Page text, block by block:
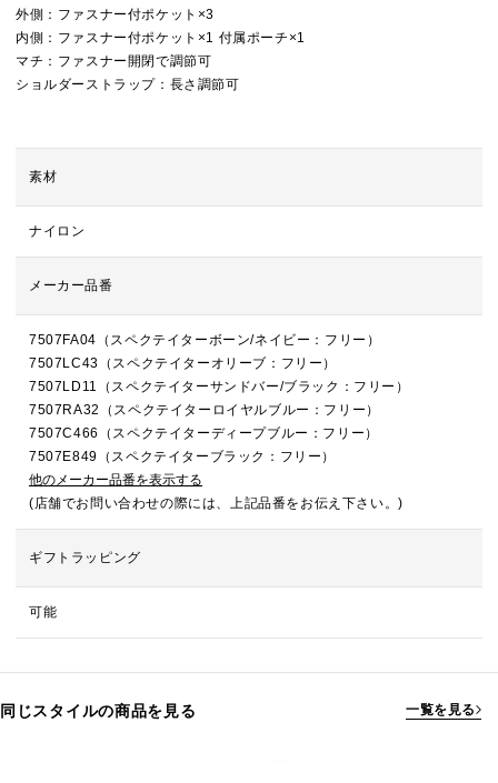
外側：ファスナー付ポケット×3
内側：ファスナー付ポケット×1 付属ポーチ×1
マチ：ファスナー開閉で調節可
ショルダーストラップ：長さ調節可
素材
ナイロン
メーカー品番
7507FA04（スペクテイターボーン/ネイビー：フリー）
7507LC43（スペクテイターオリーブ：フリー）
7507LD11（スペクテイターサンドバー/ブラック：フリー）
7507RA32（スペクテイターロイヤルブルー：フリー）
7507C466（スペクテイターディープブルー：フリー）
7507E849（スペクテイターブラック：フリー）
他のメーカー品番を表示する
(店舗でお問い合わせの際には、上記品番をお伝え下さい。)
ギフトラッピング
可能
同じスタイルの商品を見る 一覧を見る